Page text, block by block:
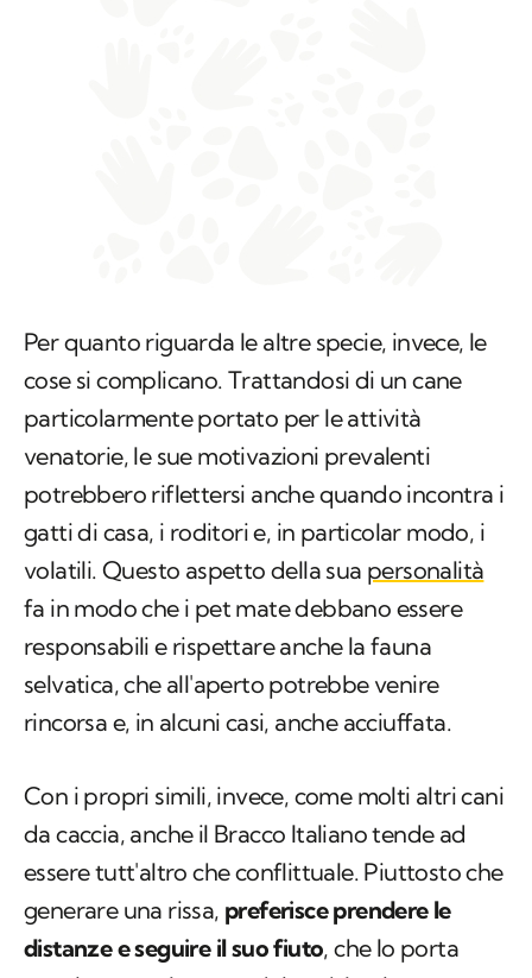
Per quanto riguarda le altre specie, invece, le
cose si complicano. Trattandosi di un cane
particolarmente portato per le attività
venatorie, le sue motivazioni prevalenti
potrebbero riflettersi anche quando incontra i
gatti di casa, i roditori e, in particolar modo, i
volatili. Questo aspetto della sua personalità
fa in modo che i pet mate debbano essere
responsabili e rispettare anche la fauna
selvatica, che all'aperto potrebbe venire
rincorsa e, in alcuni casi, anche acciuffata.
Con i propri simili, invece, come molti altri cani
da caccia, anche il Bracco Italiano tende ad
essere tutt'altro che conflittuale. Piuttosto che
generare una rissa, preferisce prendere le
distanze e seguire il suo fiuto, che lo porta